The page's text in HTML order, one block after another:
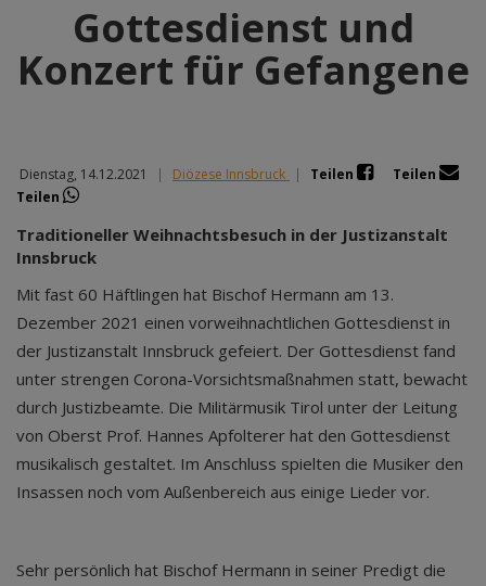
Gottesdienst und
Konzert für Gefangene
Dienstag, 14.12.2021 | Diözese Innsbruck | Teilen
Teilen
Teilen
Traditioneller Weihnachtsbesuch in der Justizanstalt
Innsbruck
Mit fast 60 Häftlingen hat Bischof Hermann am 13.
Dezember 2021 einen vorweihnachtlichen Gottesdienst in
der Justizanstalt Innsbruck gefeiert. Der Gottesdienst fand
unter strengen Corona-Vorsichtsmaßnahmen statt, bewacht
durch Justizbeamte. Die Militärmusik Tirol unter der Leitung
von Oberst Prof. Hannes Apfolterer hat den Gottesdienst
musikalisch gestaltet. Im Anschluss spielten die Musiker den
Insassen noch vom Außenbereich aus einige Lieder vor.
Sehr persönlich hat Bischof Hermann in seiner Predigt die